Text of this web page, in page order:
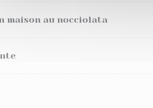
maison au nocciolata